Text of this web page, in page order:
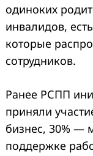
одиноких
инвалидов,
которые
сотрудников.
Ранее РСПП
приняли
бизнес, 30% —
поддержке